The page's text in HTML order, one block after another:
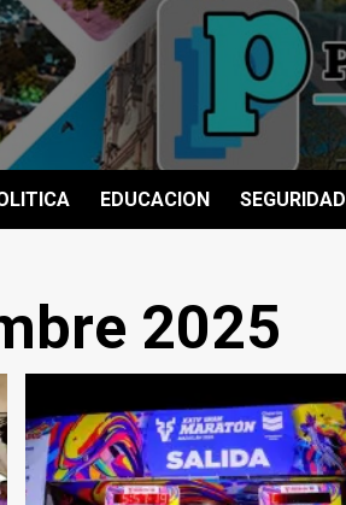
EDUCACION SEGURIDAD
2025